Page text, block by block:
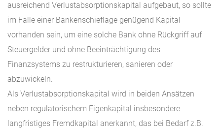
ausreichend Verlustabsorptionskapital aufgebaut, so sollte
im Falle einer Bankenschieflage genügend Kapital
vorhanden sein, um eine solche Bank ohne Rückgriff auf
Steuergelder und ohne Beeinträchtigung des
Finanzsystems zu restrukturieren, sanieren oder
abzuwickeln.
Als Verlustabsorptionskapital wird in beiden Ansätzen
neben regulatorischem Eigenkapital insbesondere
langfristiges Fremdkapital anerkannt, das bei Bedarf z.B.